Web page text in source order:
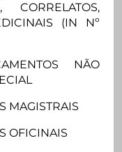
(IN Nº
NÃO
MAGISTRAIS
OFICINAIS